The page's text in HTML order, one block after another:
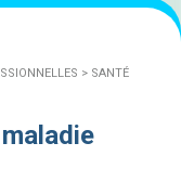
> SANTÉ